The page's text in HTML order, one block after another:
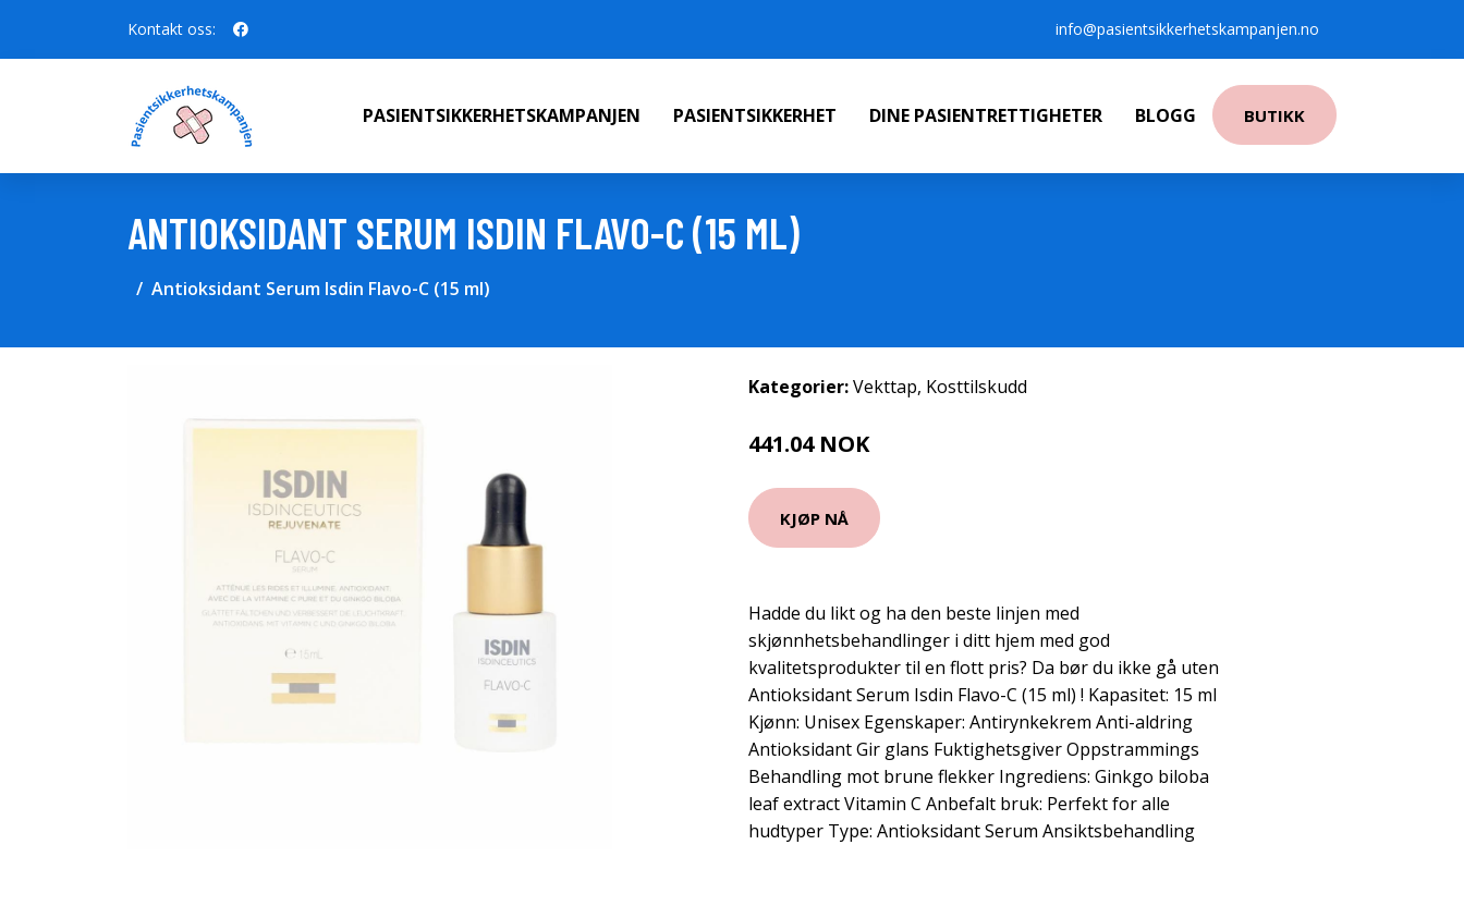
Kontakt oss: info@pasientsikkerhetskampanjen.no
PASIENTSIKKERHETSKAMPANJEN PASIENTSIKKERHET DINE PASIENTRETTIGHETER BLOGG BUTIKK
ANTIOKSIDANT SERUM ISDIN FLAVO-C (15 ML)
Antioksidant Serum Isdin Flavo-C (15 ml)
Kategorier:Vekttap, Kosttilskudd
441.04 NOK
KJØP NÅ
Hadde du likt og ha den beste linjen med
skjønnhetsbehandlinger i ditt hjem med god
kvalitetsprodukter til en flott pris? Da bør du ikke gå uten
Antioksidant Serum Isdin Flavo-C (15 ml) ! Kapasitet: 15 ml
Kjønn: Unisex Egenskaper: Antirynkekrem Anti-aldring
Antioksidant Gir glans Fuktighetsgiver Oppstrammings
Behandling mot brune flekker Ingrediens: Ginkgo biloba
leaf extract Vitamin C Anbefalt bruk: Perfekt for alle
hudtyper Type: Antioksidant Serum Ansiktsbehandling